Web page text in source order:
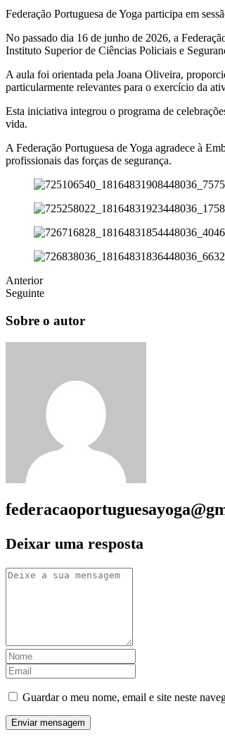
Federação Portuguesa de Yoga participa em
No passado dia 16 de junho de 2026, a
Instituto Superior de Ciências Policiais e
A aula foi orientada pela Joana Oliveira,
particularmente relevantes para o exercício da
Esta iniciativa integrou o programa de
vida.
A Federação Portuguesa de Yoga agradece à
profissionais das forças de segurança.
Anterior
Seguinte
Sobre o autor
Deixar uma resposta
Guardar o meu nome, email e site neste